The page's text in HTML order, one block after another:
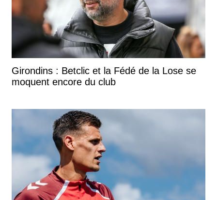
Girondins : Betclic et la Fédé de la Lose se
moquent encore du club